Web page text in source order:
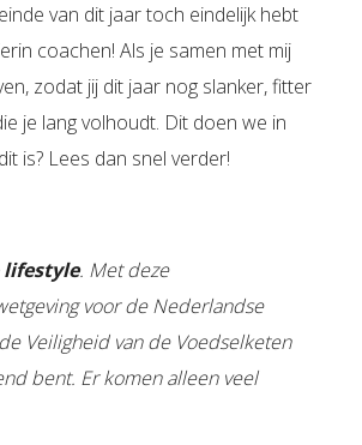
van dit jaar toch eindelijk hebt
coachen! Als je samen met mij
zodat jij dit jaar nog slanker, fitter
je lang volhoudt. Dit doen we in
is? Lees dan snel verder!
lifestyle. Met deze
voor de Nederlandse
Veiligheid van de Voedselketen
bent. Er komen alleen veel